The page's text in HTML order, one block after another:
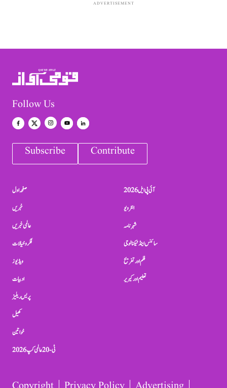
ADVERTISEMENT
Follow Us
Subscribe Contribute
صفحہ اول
خبریں
عالمی خبریں
فکر و خیالات
ویڈیوز
ادبیات
پریس ریلیز
کھیل
خواتین
ٹی-20 عالمی کپ 2026
آئی پی ایل 2026
انٹرویو
شہرنامہ
سائنس اینڈ ٹیکنالوجی
فلم اور تفریح
تعلیم اور کیریر